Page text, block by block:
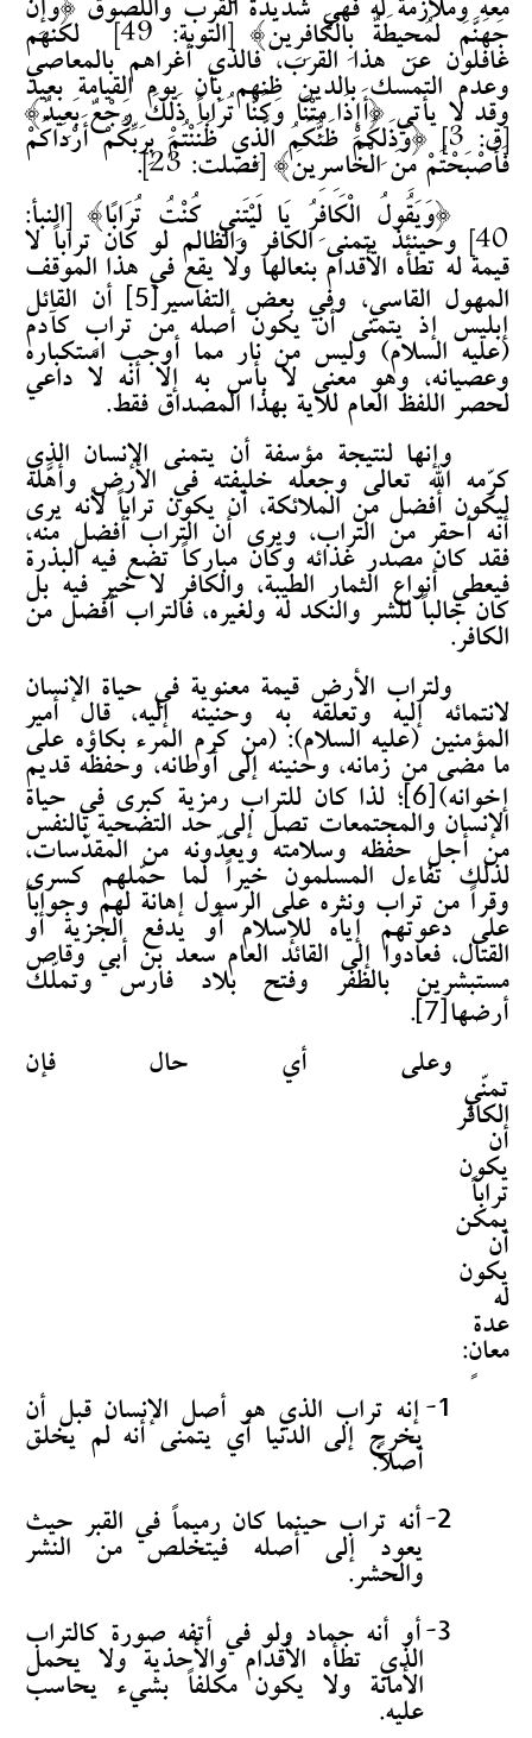
معه وملازمة له فهي شديدة القرب واللصوق {وَإِنَّ
جَهَنَّمَ لَمُحِيطَةٌ بِالْكَافِرِينَ} [التوبة: 49]
لكنهم
غافلون عن هذا القرب، فالذي أغراهم بالمعاصي
وعدم التمسك بالدين ظنهم بأن يوم القيامة بعيد
وقد لا يأتي {أَإِذَا مِتْنَا وَكُنَّا تُرَاباً ذَلِكَ رَجْعٌ بَعِيدٌ}
[ق: 3] {وَذَلِكُمْ ظَنُّكُمُ الَّذِي ظَنَنْتُمْ بِرَبِّكُمْ أَرْدَاكُمْ
فَأَصْبَحْتُمْ مِنَ الْخَاسِرِينَ} [فصلت: 23].
{وَيَقُولُ الْكَافِرُ يَا لَيْتَنِي كُنْتُ تُرَابًا} [النبأ:
40] وحينئذ يتمنى الكافر والظالم لو كان تراباً لا
قيمة له تطأه الأقدام بنعالها ولا يقع في هذا الموقف
المهول القاسي، وفي بعض التفاسير[5]
أن القائل
إبليس إذ يتمنى أن يكون أصله من ترابٍ كآدم
(عليه السلام) وليس من نار مما أوجب استكباره
وعصيانه، وهو معنى لا بأس به إلا أنه لا داعي
لحصر اللفظ العام للآية بهذا المصداق فقط.
وإنها لنتيجة مؤسفة أن يتمنى الإنسان الذي
كرّمه الله تعالى وجعله خليفته في الأرض وأهّلَه
ليكون أفضل من الملائكة، أن يكون تراباً لأنه يرى
أنه أحقر من التراب، ويرى أن التراب أفضل منه،
فقد كان مصدر غذائه وكان مباركاً تضع فيه البذرة
فيعطي أنواع الثمار الطيبة، والكافر لا خير فيه بل
كان جالباً للشر والنكد له ولغيره، فالتراب أفضل من
الكافر.
ولتراب الأرض قيمة معنوية في حياة الإنسان
لانتمائه إليه وتعلقه به وحنينه إليه، قال أمير
المؤمنين (عليه السلام): (من كرم المرء بكاؤه على
ما مضى من زمانه، وحنينه إلى أوطانه، وحفظه قديم
إخوانه)
؛ لذا كان للتراب رمزية كبرى في حياة
الإنسان والمجتمعات تصل إلى حد التضحية بالنفس
من أجل حفظه وسلامته ويعدّونه من المقدّسات،
لذلك تفاءل المسلمون خيراً لما حمّلهم كسرى
وقراً من تراب ونثره على الرسول إهانة لهم وجواباً
على دعوتهم إياه للإسلام أو يدفع الجزية أو
القتال، فعادوا إلى القائد العام سعد بن أبي وقاص
مستبشرين بالظفر وفتح بلاد فارس وتملّك
أرضها
.
وعلى أي حال فإن
تمنّي
الكافر
أن
يكون
تراباً
يمكن
أن
يكون
له
عدة
معانٍ:
1-
إنه تراب الذي هو أصل الإنسان قبل أن
يخرج إلى الدنيا أي يتمنى أنه لم يخلق
أصلاً.
2- أنه تراب حينما كان رميماً في القبر حيث
يعود إلى أصله فيتخلص من النشر
والحشر.
3-
أو أنه جماد ولو في أتفه صورة كالتراب
الذي تطأه الأقدام والأحذية ولا يحمل
الأمانة ولا يكون مكلفاً بشيء يحاسب
عليه.